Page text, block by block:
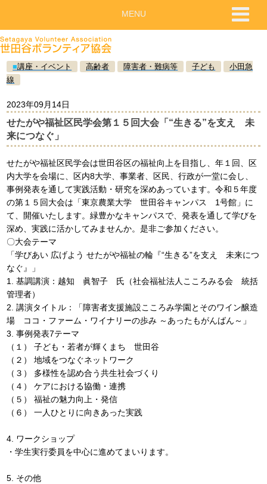
■講座・イベント 高齢者 障害者・難病等 子ども
小田急
線
2023年09月14日
せたがや福祉区民学会第１５回大会「“生きる”を支え 未
来につなぐ」
せたがや福祉区民学会は世田谷区の福祉向上を目指し、年１回、区
内大学を会場に、区内8大学、事業者、区民、行政が一堂に会し、
事例発表を通して実践活動・研究を深めあっています。令和５年度
の第１５回大会は「東京農業大学 世田谷キャンパス 1号館」に
て、開催いたします。緑豊かなキャンパスで、発表を通して学びを
深め、実践に活かしてみませんか。是非ご参加ください。
〇大会テーマ
「学びあい 広げよう せたがや福祉の輪『“生きる”を支え 未来につ
なぐ』」
1. 基調講演：越知 眞智子 氏（社会福祉法人こころみる会 統括
管理者）
2. 講演タイトル：「障害者支援施設こころみ学園とそのワイン醸造
場 ココ・ファーム・ワイナリーの歩み ～あったもがんばん～」
3. 事例発表7テーマ
（１） 子ども・若者が輝くまち 世田谷
（２） 地域をつなぐネットワーク
（３） 多様性を認め合う共生社会づくり
（４） ケアにおける協働・連携
（５） 福祉の魅力向上・発信
（６） 一人ひとりに向きあった実践
4. ワークショップ
・学生実行委員を中心に進めてまいります。
5. その他
MENU